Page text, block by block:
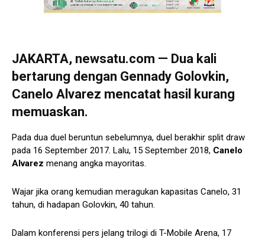
JAKARTA, newsatu.com — Dua kali
bertarung dengan Gennady Golovkin,
Canelo Alvarez mencatat hasil kurang
memuaskan.
Pada dua duel beruntun sebelumnya, duel berakhir split draw
pada 16 September 2017. Lalu, 15 September 2018, Canelo
Alvarez menang angka mayoritas.
Wajar jika orang kemudian meragukan kapasitas Canelo, 31
tahun, di hadapan Golovkin, 40 tahun.
Dalam konferensi pers jelang trilogi di T-Mobile Arena, 17